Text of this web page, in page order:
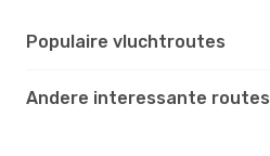
Populaire vluchtroutes
Andere interessante routes